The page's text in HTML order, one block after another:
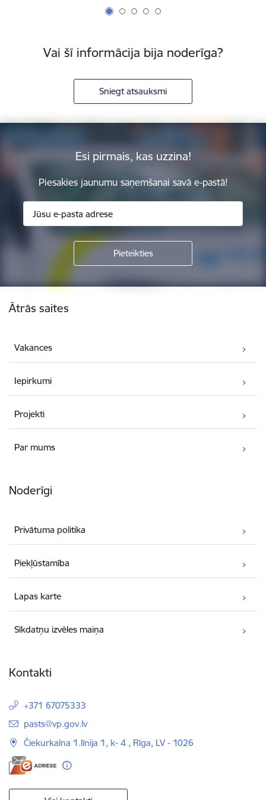
Vai šī informācija bija noderīga?
Sniegt atsauksmi
Esi pirmais, kas uzzina!
Piesakies jaunumu saņemšanai savā e-pastā!
Ātrās saites
Vakances
Iepirkumi
Projekti
Par mums
Noderīgi
Privātuma politika
Piekļūstamība
Lapas karte
Sīkdatņu izvēles maiņa
Kontakti
+371 67075333
E-pasts:
pasts@vp.gov.lv
Čiekurkalna 1.līnija 1, k- 4 , Rīga, LV - 1026